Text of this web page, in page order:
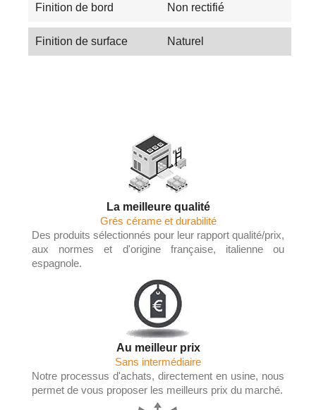
Finition de bord Non rectifié
Finition de surface Naturel
La meilleure qualité
Grés cérame et durabilité
Des produits sélectionnés pour leur rapport qualité/prix,
aux normes et d'origine française, italienne ou
espagnole.
Au meilleur prix
Sans intermédiaire
Notre processus d'achats, directement en usine, nous
permet de vous proposer les meilleurs prix du marché.